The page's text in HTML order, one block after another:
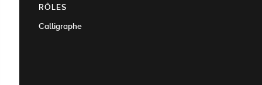
RÔLES
Calligraphe